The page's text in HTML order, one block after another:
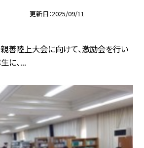
更新日 2025/09/11
善陸上大会に向けて、激励会を行い
に、...